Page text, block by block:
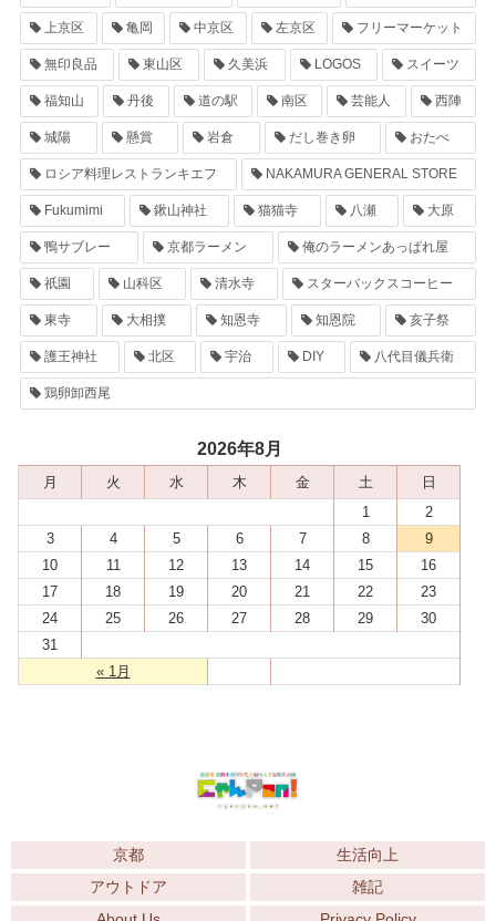
上京区 亀岡 中京区 左京区 フリーマーケット
無印良品 東山区 久美浜 LOGOS スイーツ
福知山 丹後 道の駅 南区 芸能人 西陣
城陽 懸賞 岩倉 だし巻き卵 おたべ
ロシア料理レストランキエフ NAKAMURA GENERAL STORE
Fukumimi 鍬山神社 猫猫寺 八瀬 大原
鴨サブレー 京都ラーメン 俺のラーメンあっぱれ屋
祇園 山科区 清水寺 スターバックスコーヒー
東寺 大相撲 知恩寺 知恩院 亥子祭
護王神社 北区 宇治 DIY 八代目儀兵衛
鶏卵卸西尾
2026年8月
月 火 水 木 金 土 日
« 1月
1
2
3
4 5 6 7 8
9
10
11 12 13 14 15
16
17
18 19 20 21 22
23
24
25 26 27 28 29
30
31
京都
生活向上
アウトドア
雑記